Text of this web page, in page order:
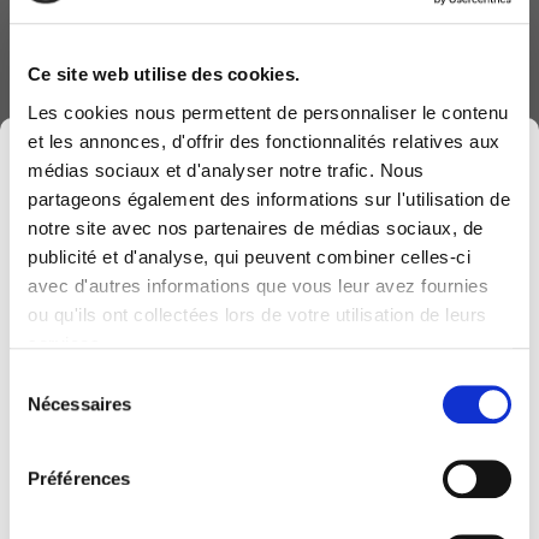
Ce site web utilise des cookies.
Les cookies nous permettent de personnaliser le contenu
et les annonces, d'offrir des fonctionnalités relatives aux
médias sociaux et d'analyser notre trafic. Nous
partageons également des informations sur l'utilisation de
notre site avec nos partenaires de médias sociaux, de
publicité et d'analyse, qui peuvent combiner celles-ci
avec d'autres informations que vous leur avez fournies
ou qu'ils ont collectées lors de votre utilisation de leurs
Nécessaires
Préférences
Computerland devient KEYES, votre partenaire
belge de référence en solutions digitales, alliant
Cette évolution marque une nouvelle étape, avec
- Les bonnes pratiques en
matière de phishing,
- Comment rapporter un courriel
suspect.